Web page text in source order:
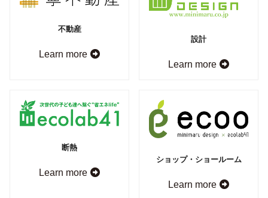
不動産
Learn more
設計
Learn more
断熱
Learn more
ショップ・ショールーム
Learn more